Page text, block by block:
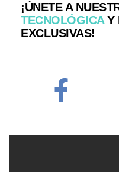
¡ÚNETE A
TECNOLÓGICAY
EXCLUSIVAS!